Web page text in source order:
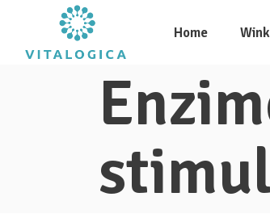
Home